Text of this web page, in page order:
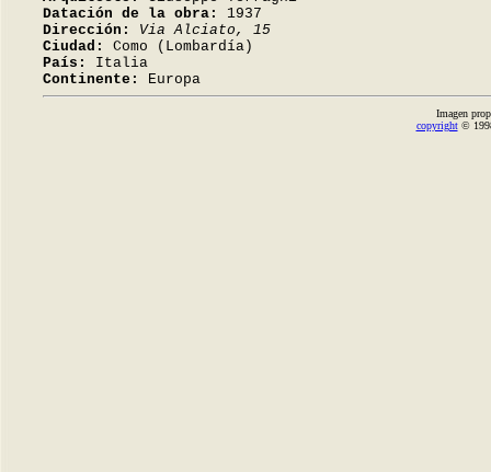
Datación de la obra:
1937
Dirección:
Via Alciato, 15
Ciudad:
Como (Lombardía)
País:
Italia
Continente:
Europa
Imagen
copyright©